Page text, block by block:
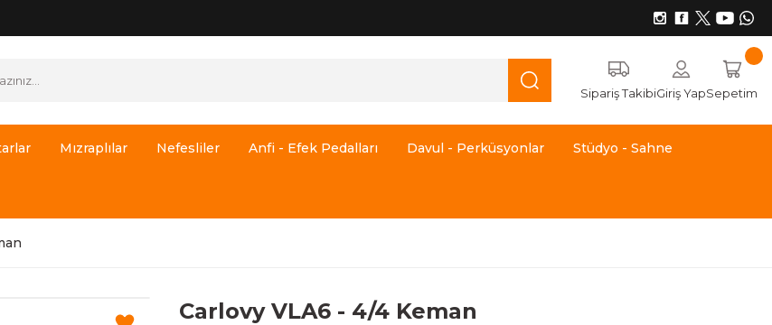
Sipariş TakibiGiriş YapSepetim
Mızraplılar Nefesliler Anfi - Efek Pedalları Davul - Perküsyonlar Stüdyo - Sahne
Carlovy VLA6 - 4/4 Keman